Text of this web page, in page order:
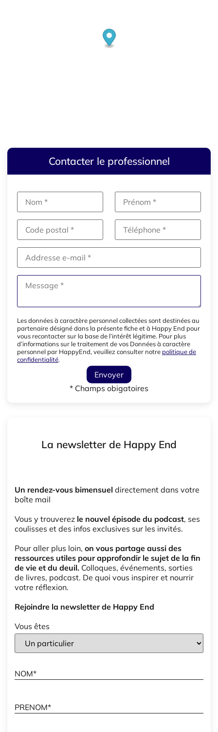
Contacter le professionnel
Les données à caractère personnel collectées sont destinées au
partenaire désigné dans la présente fiche et à Happy End pour
vous recontacter sur la base de l’intérêt légitime. Pour plus
d’informations sur le traitement de vos Données à caractère
personnel par HappyEnd, veuillez consulter notre politique de
confidentialité.
Envoyer
* Champs obigatoires
La newsletter de Happy End
Un rendez-vous bimensuel directement dans votre
boîte mail
Vous y trouverez le nouvel épisode du podcast, ses
coulisses et des infos exclusives sur les invités.
Pour aller plus loin, on vous partage aussi des
ressources utiles pour approfondir le sujet de la fin
de vie et du deuil. Colloques, événements, sorties
de livres, podcast. De quoi vous inspirer et nourrir
votre réflexion.
Rejoindre la newsletter de Happy End
Vous êtes